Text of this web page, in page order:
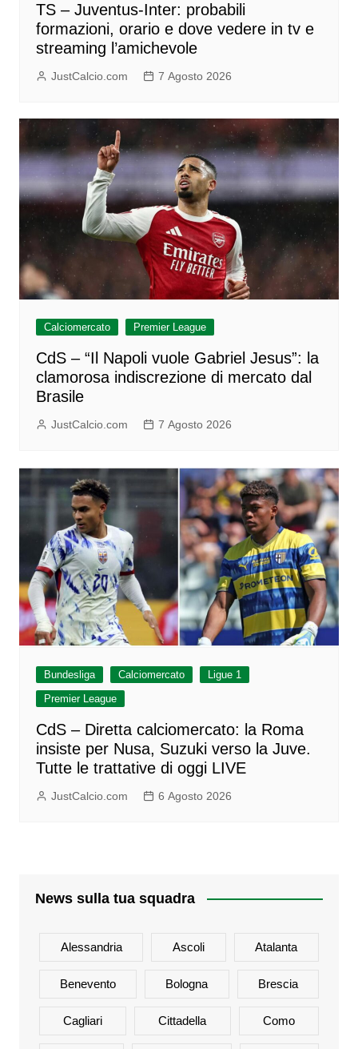
TS – Juventus-Inter: probabili
formazioni, orario e dove vedere in tv e
streaming l’amichevole
JustCalcio.com 7 Agosto 2026
Calciomercato Premier League
CdS – “Il Napoli vuole Gabriel Jesus”: la
clamorosa indiscrezione di mercato dal
Brasile
JustCalcio.com 7 Agosto 2026
Bundesliga Calciomercato
Ligue 1
Premier League
CdS – Diretta calciomercato: la Roma
insiste per Nusa, Suzuki verso la Juve.
Tutte le trattative di oggi LIVE
JustCalcio.com 6 Agosto 2026
News sulla tua squadra
Alessandria Ascoli Atalanta
Benevento Bologna Brescia
Cagliari Cittadella Como